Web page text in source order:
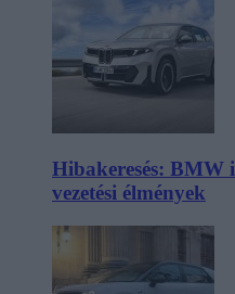
Hibakeresés: BMW
vezetési élmények